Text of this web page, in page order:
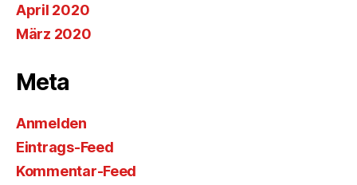
April 2020
März 2020
Meta
Anmelden
Eintrags-Feed
Kommentar-Feed